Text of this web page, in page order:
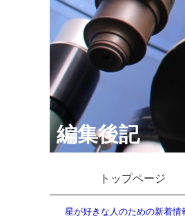
編集後記
トップページ
星が好きな人のための新着情